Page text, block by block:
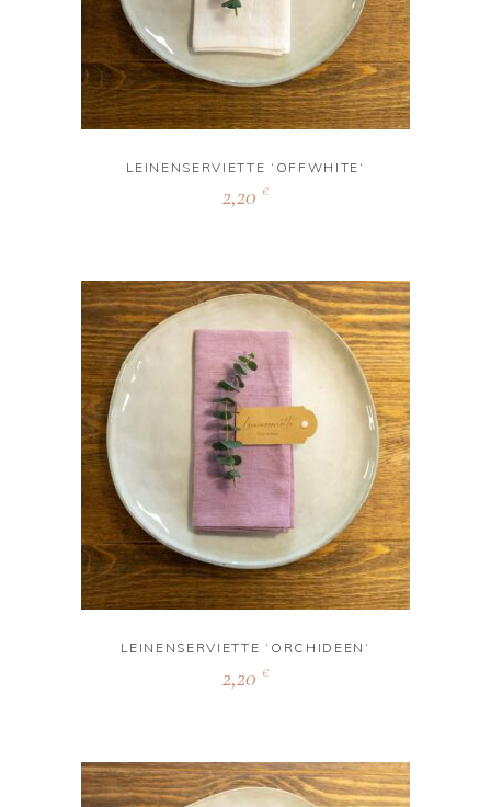
LEINENSERVIETTE ‘OFFWHITE‘
2,20 €
LEINENSERVIETTE ‘ORCHIDEEN‘
2,20 €